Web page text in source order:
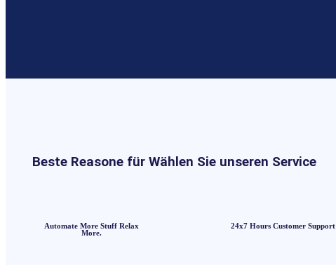
Beste Reasone für Wählen Sie unseren Service
Automate More Stuff Relax
More.
24x7 Hours Customer Support